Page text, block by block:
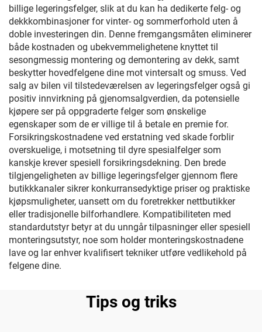
billige legeringsfelger, slik at du kan ha dedikerte felg- og
dekkkombinasjoner for vinter- og sommerforhold uten å
doble investeringen din. Denne fremgangsmåten eliminerer
både kostnaden og ubekvemmelighetene knyttet til
sesongmessig montering og demontering av dekk, samt
beskytter hovedfelgene dine mot vintersalt og smuss. Ved
salg av bilen vil tilstedeværelsen av legeringsfelger også gi
positiv innvirkning på gjenomsalgverdien, da potensielle
kjøpere ser på oppgraderte felger som ønskelige
egenskaper som de er villige til å betale en premie for.
Forsikringskostnadene ved erstatning ved skade forblir
overskuelige, i motsetning til dyre spesialfelger som
kanskje krever spesiell forsikringsdekning. Den brede
tilgjengeligheten av billige legeringsfelger gjennom flere
butikkkanaler sikrer konkurransedyktige priser og praktiske
kjøpsmuligheter, uansett om du foretrekker nettbutikker
eller tradisjonelle bilforhandlere. Kompatibiliteten med
standardutstyr betyr at du unngår tilpasninger eller spesiell
monteringsutstyr, noe som holder monteringskostnadene
lave og lar enhver kvalifisert tekniker utføre vedlikehold på
felgene dine.
Tips og triks